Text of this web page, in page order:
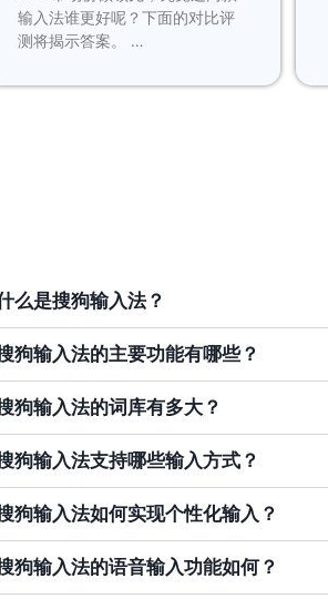
输入法谁更好呢？下面的对比评
测将揭示答案。 …
么是搜狗输入法？
狗输入法的主要功能有哪些？
狗输入法的词库有多大？
狗输入法支持哪些输入方式？
狗输入法如何实现个性化输入？
狗输入法的语音输入功能如何？